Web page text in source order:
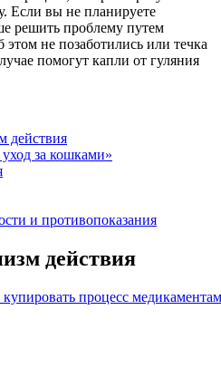
Если вы не планируете
решить проблему путем
не позаботились или течка
помогут капли от гуляния
действия
за кошками»
и противопоказания
действия